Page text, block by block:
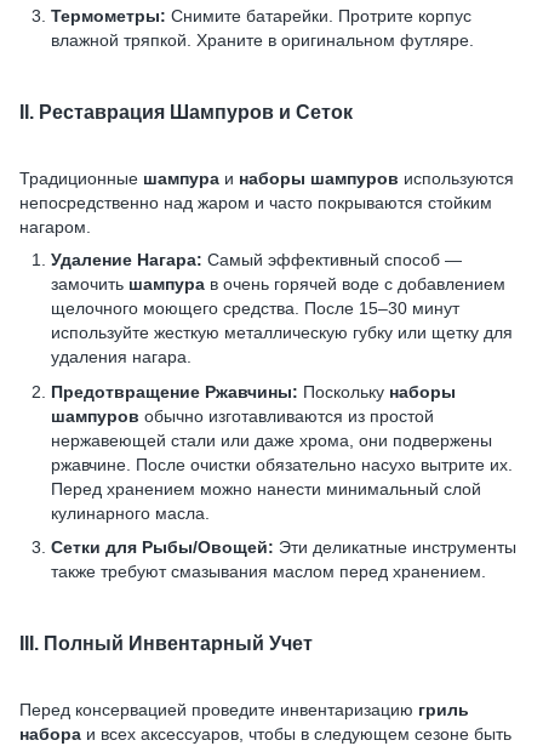
Термометры: Снимите батарейки. Протрите корпус
влажной тряпкой. Храните в оригинальном футляре.
II. Реставрация Шампуров и Сеток
Традиционные шампура и наборы шампуров используются
непосредственно над жаром и часто покрываются стойким
нагаром.
Удаление Нагара: Самый эффективный способ —
замочить шампура в очень горячей воде с добавлением
щелочного моющего средства. После 15–30 минут
используйте жесткую металлическую губку или щетку для
удаления нагара.
Предотвращение Ржавчины: Поскольку наборы
шампуров обычно изготавливаются из простой
нержавеющей стали или даже хрома, они подвержены
ржавчине. После очистки обязательно насухо вытрите их.
Перед хранением можно нанести минимальный слой
кулинарного масла.
Сетки для Рыбы/Овощей: Эти деликатные инструменты
также требуют смазывания маслом перед хранением.
III. Полный Инвентарный Учет
Перед консервацией проведите инвентаризацию гриль
набора и всех аксессуаров, чтобы в следующем сезоне быть